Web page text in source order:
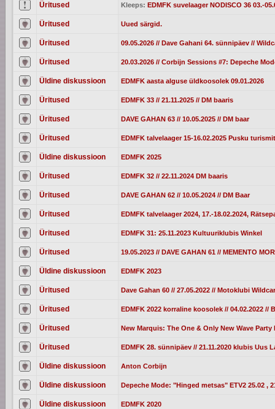
Üritused Kleeps: EDMFK suvelaager NODISCO 36 03.-
Üritused Uued särgid.
Üritused 09.05.2026 // Dave Gahani 64. sünnipäev //
Üritused 20.03.2026 // Corbijn Sessions #7: Depeche
Üldine diskussioon EDMFK aasta alguse üldkoosolek 09.01.2026
Üritused EDMFK 33 // 21.11.2025 // DM baaris
Üritused DAVE GAHAN 63 // 10.05.2025 // DM baar
Üritused EDMFK talvelaager 15-16.02.2025 Pusku
Üldine diskussioon EDMFK 2025
Üritused EDMFK 32 // 22.11.2024 DM baaris
Üritused DAVE GAHAN 62 // 10.05.2024 // DM Baar
Üritused EDMFK talvelaager 2024, 17.-18.02.2024,
Üritused EDMFK 31: 25.11.2023 Kultuuriklubis Winkel
Üritused 19.05.2023 // DAVE GAHAN 61 // MEMENTO
Üldine diskussioon EDMFK 2023
Üritused Dave Gahan 60 // 27.05.2022 // Motoklubi
Üritused EDMFK 2022 korraline koosolek // 04.02.2022 //
Üritused New Marquis: The One & Only New Wave Party
Üritused EDMFK 28. sünnipäev // 21.11.2020 klubis Uus
Üldine diskussioon Anton Corbijn
Üldine diskussioon Depeche Mode: "Hinged metsas" ETV2 25.02 ,
Üldine diskussioon EDMFK 2020